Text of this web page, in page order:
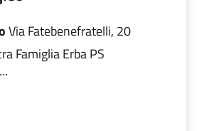
Via Fatebenefratelli, 20
Famiglia Erba PS